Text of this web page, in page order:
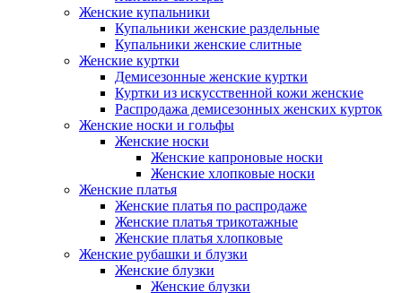
Женские купальники
Купальники женские раздельные
Купальники женские слитные
Женские куртки
Демисезонные женские куртки
Куртки из искусственной кожи женские
Распродажа демисезонных женских курток
Женские носки и гольфы
Женские носки
Женские капроновые носки
Женские хлопковые носки
Женские платья
Женские платья по распродаже
Женские платья трикотажные
Женские платья хлопковые
Женские рубашки и блузки
Женские блузки
Женские блузки